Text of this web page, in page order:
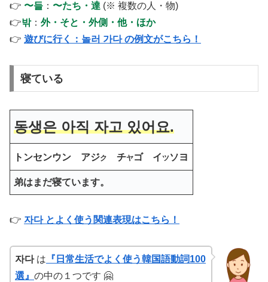
👉 〜들 ： 〜たち・達 (※ 複数の人・物)
👉밖： 外・そと・外側・他・ほか
👉 遊びに行く：놀러 가다 の例文がこちら！
寝ている
동생은 아직 자고 있어요.
トンセンウン アジク チヤゴ イツソヨ
弟はまだ寝ています。
👉 자다 とよく使う関連表現はこちら！
자다は 『日常生活でよく使う韓国語動詞100
選』 の中の１つです 🤗